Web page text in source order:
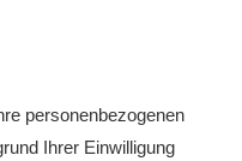
personenbezogenen
Ihrer Einwilligung